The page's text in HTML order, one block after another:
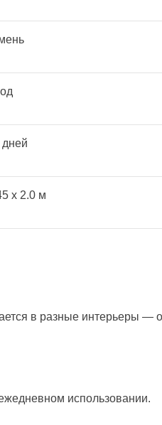
дней
x 2.0 м
в разные интерьеры —
использовании.